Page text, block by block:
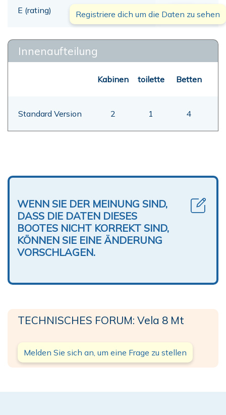
E (rating) 00,00 mt
Registriere dich um die Daten zu sehen
Innenaufteilung
Kabinen toilette Betten
Standard Version 2 1 4
WENN SIE DER MEINUNG SIND,
DASS DIE DATEN DIESES
BOOTES NICHT KORREKT SIND,
KÖNNEN SIE EINE ÄNDERUNG
VORSCHLAGEN.
TECHNISCHES FORUM: Vela 8 Mt
Melden Sie sich an, um eine Frage zu stellen